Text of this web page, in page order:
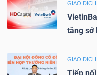
GIAO
tăng sở
GIAO